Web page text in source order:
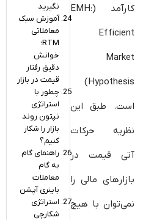
کارآمد (EMH:
Efficient
Market
Hypothesis)
است. طبق این
نظریه حرکات
آتی قیمت در
بازارهای مالی را
نمی‌توان با هیچ
نگیرید
آموزش سبک
معاملاتی
RTM؛
خوانش
دقیق رفتار
قیمت در بازار
چطور با
استراتژی
نپتون روند
بازار را شکار
کنیم؟
راهنمای گام
به گام
معاملات
باینری آپشن
استراتژی
شکارچی